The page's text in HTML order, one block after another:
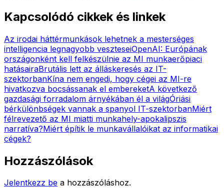
Kapcsolódó cikkek és linkek
Az irodai háttérmunkások lehetnek a mesterséges
intelligencia legnagyobb veszteseiOpenAI: Európának
országonként kell felkészülnie az MI munkaerőpiaci
hatásairaBrutális lett az álláskeresés az IT-
szektorbanKína nem engedi, hogy cégei az MI-re
hivatkozva bocsássanak el embereketA következő
gazdasági forradalom árnyékában él a világÓriási
bérkülönbségek vannak a spanyol IT-szektorbanMiért
félrevezető az MI miatti munkahely-apokalipszis
narratíva?Miért építik le munkavállalóikat az informatikai
cégek?
Hozzászólások
Jelentkezz be a hozzászóláshoz.